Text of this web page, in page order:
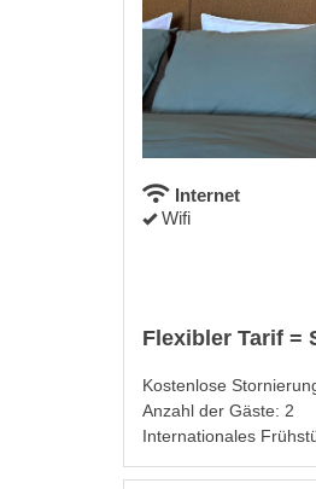
Internet
Wifi
Flexibler Tarif =
Kostenlose
Anzahl der Gäste: 2
Internationales